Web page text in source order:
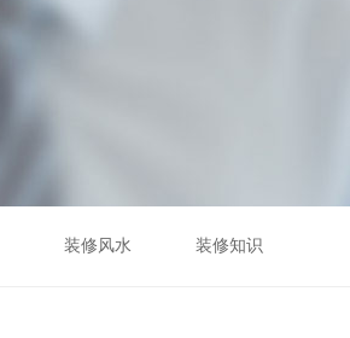
装修风水 装修知识